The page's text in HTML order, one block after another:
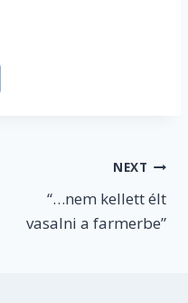
NEXT
“…nem kellett élt
vasalni a farmerbe”